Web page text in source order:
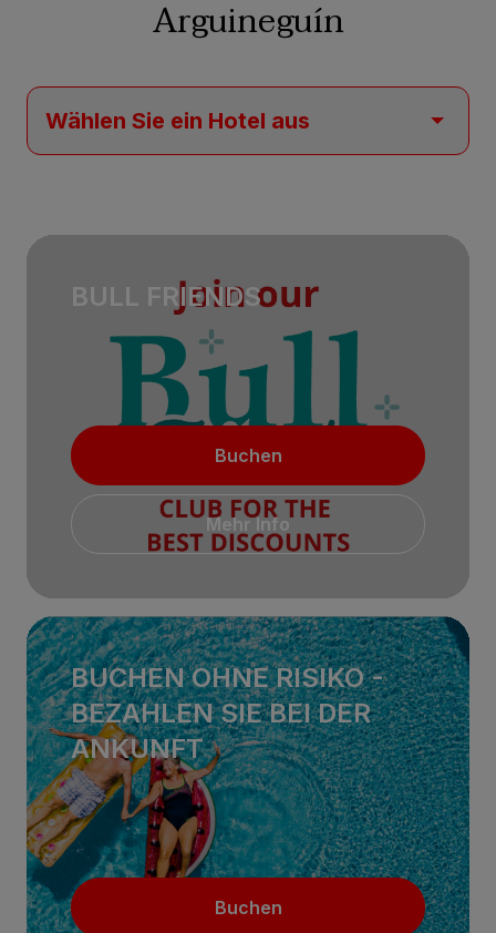
Arguineguín
BULL FRIENDS
Buchen
Mehr Info
BUCHEN OHNE RISIKO -
BEZAHLEN SIE BEI ​​DER
ANKUNFT
Buchen